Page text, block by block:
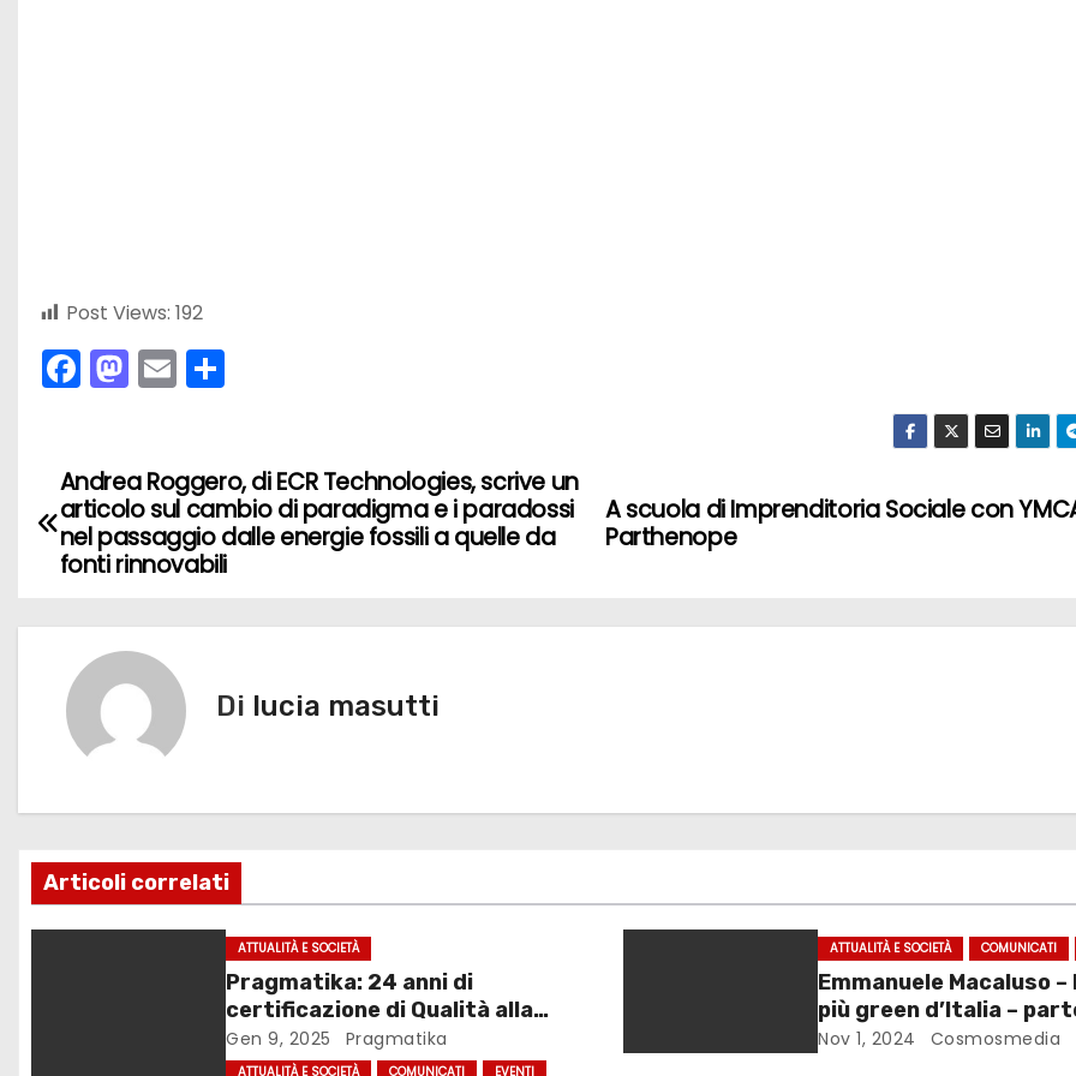
Post Views: 192
F
a
e
b
o
k
M
a
o
d
o
E
m
l di
vi
di
N
a
o
A scuola di Imprenditoria Sociale con
Parthenope
Andrea Roggero, di ECR Technologies, scrive un
articolo sul cambio di paradigma e i paradossi
nel passaggio dalle energie fossili a quelle da
fonti rinnovabili
Di lucia masutti
Articoli correlati
ATTUALITÀ E SOCIETÀ
Pragmatika: 24 anni di
certificazione di Qualità alla
base della crescita
Gen 9, 2025 Pragmatika
ATTUALITÀ E SOCIETÀ COMUNICATI
Emmanuele Macaluso –
più green d’Italia – parteciperà
agli Open Masters
Nov 1, 2024 Cosmosmedia
ATTUALITÀ E SOCIETÀ COMUNICATI EVENTI